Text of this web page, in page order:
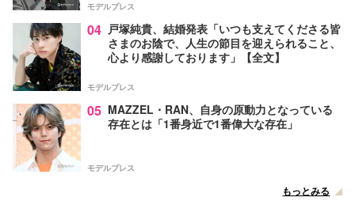
モデルプレス
04 戸塚純貴、結婚発表「いつも支えてくださる皆
さまのお陰で、人生の節目を迎えられること、
心より感謝しております」【全文】
モデルプレス
05 MAZZEL・RAN、自身の原動力となっている
存在とは「1番身近で1番偉大な存在」
モデルプレス
もっとみる